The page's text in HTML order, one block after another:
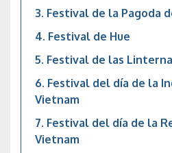
Festival de la Pagoda
Festival de Hue
Festival de las
Festival del día de la
Vietnam
Festival del día de la
Vietnam